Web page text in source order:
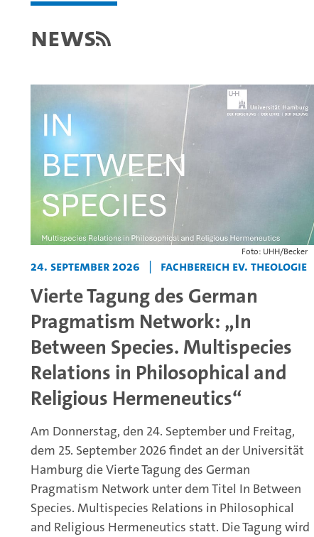
News
Foto: UHH/Becker
24. September 2026 | Fachbereich Ev. Theologie
Vierte Tagung des German
Pragmatism Network: „In
Between Species. Multispecies
Relations in Philosophical and
Religious Hermeneutics“
Am Donnerstag, den 24. September und Freitag,
dem 25. September 2026 findet an der Universität
Hamburg die Vierte Tagung des German
Pragmatism Network unter dem Titel In Between
Species. Multispecies Relations in Philosophical
and Religious Hermeneutics statt. Die Tagung wird